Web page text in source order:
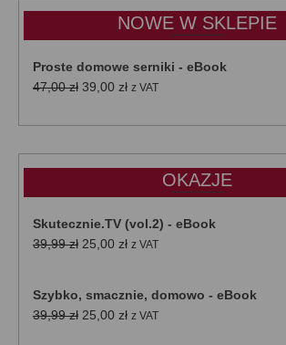
do
50,00 zł
NOWE W SKLEPIE
Proste domowe serniki - eBook
47,00zł Pierwotna
wynosiła:
39,00 złAktualna
wynosi:
z VAT
OKAZJE
Skutecznie.TV (vol.2) - eBook
39,99zł Pierwotna
39,99 zł.
25,00 złAktualna
25,00 zł.
z VAT
Szybko, smacznie, domowo - eBook
39,99zł Pierwotna
25,00 złAktualna
z VAT